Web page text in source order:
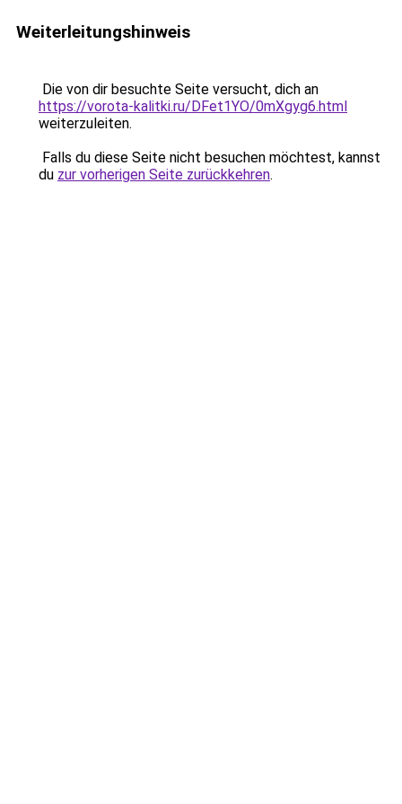
Weiterleitungshinweis
Die von dir besuchte Seite versucht, dich an
https://vorota-kalitki.ru/DFet1YO/0mXgyg6.html
weiterzuleiten.
Falls du diese Seite nicht besuchen möchtest, kannst
du zur vorherigen Seite zurückkehren.